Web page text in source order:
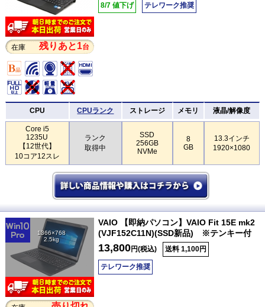
在庫 残りあと1台
8/7 値下げ テレワーク推奨
CPU CPUランク ストレージ メモリ 液晶/解像度
Core i5
1235U
【12世代】
10コア12スレ
ランク
取得中
SSD
256GB
NVMe
8
GB
13.3インチ
1920×1080
1366×768
2.5kg
VAIO 【即納パソコン】VAIO Fit 15E mk2
(VJF152C11N)(SSD新品) ※テンキー付
13,800円(税込) 送料 1,100円
テレワーク推奨